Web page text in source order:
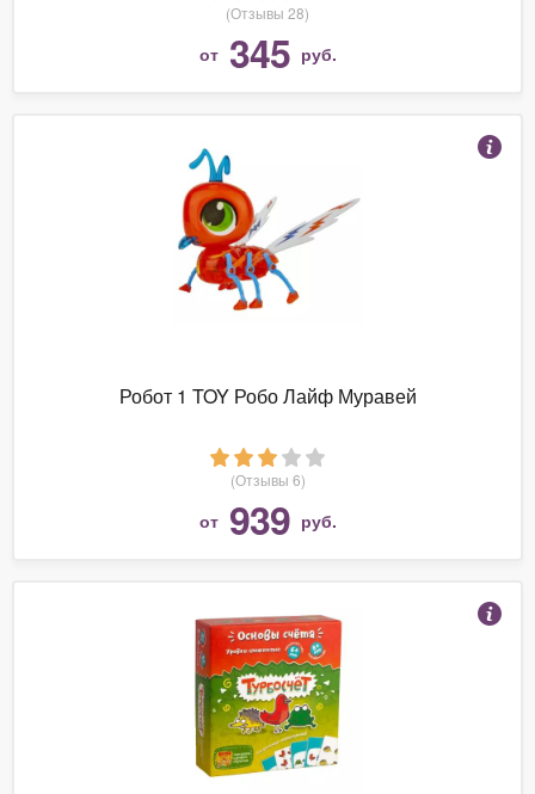
(Отзывы 28)
от 345 руб.
Робот 1 TOY Робо Лайф Муравей
(Отзывы 6)
от 939 руб.